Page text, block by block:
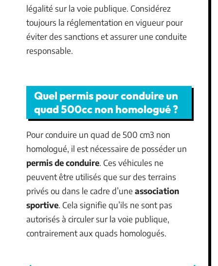
légalité sur la voie publique. Considérez
toujours la réglementation en vigueur pour
éviter des sanctions et assurer une conduite
responsable.
Quel permis pour conduire un
quad 500cc non homologué ?
Pour conduire un quad de 500 cm3 non
homologué, il est nécessaire de posséder un
permis de conduire. Ces véhicules ne
peuvent être utilisés que sur des terrains
privés ou dans le cadre d’une association
sportive. Cela signifie qu’ils ne sont pas
autorisés à circuler sur la voie publique,
contrairement aux quads homologués.